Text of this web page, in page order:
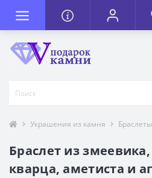
Украшения из камня Браслеты
Браслет из
кварца, аметиста и